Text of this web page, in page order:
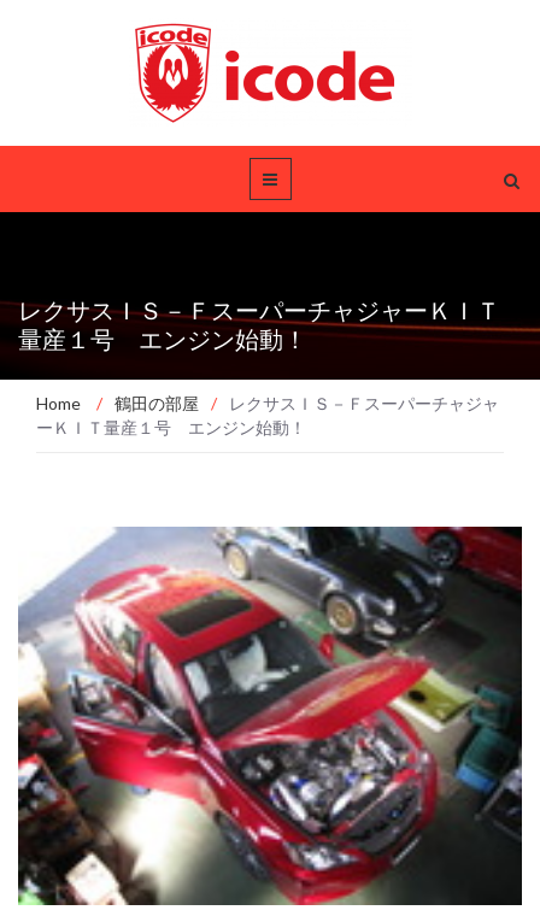
レクサスＩＳ－ＦスーパーチャジャーＫＩＴ
量産１号 エンジン始動！
Home / 鶴田の部屋 /
レクサスＩＳ－Ｆスーパーチャジャ
ーＫＩＴ量産１号 エンジン始動！